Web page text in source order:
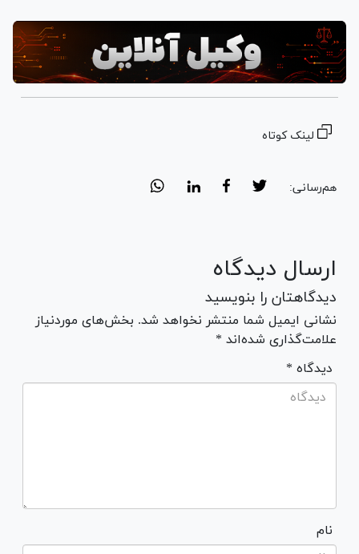
لینک کوتاه
هم‌رسانی:
ارسال دیدگاه
دیدگاهتان را بنویسید
نشانی ایمیل شما منتشر نخواهد شد. بخش‌های موردنیاز
علامت‌گذاری شده‌اند *
* دیدگاه
نام